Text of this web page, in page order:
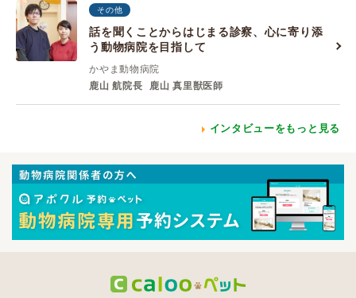
その他
話を聞くことからはじまる診察、心に寄り添
う動物病院を目指して
かやま動物病院
鹿山 航院長
鹿山 真里獣医師
インタビューをもっと見る